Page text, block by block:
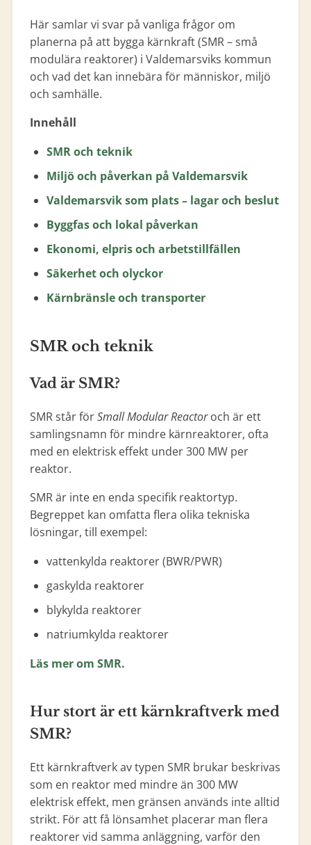
Här samlar vi svar på vanliga frågor om
planerna på att bygga kärnkraft (SMR – små
modulära reaktorer) i Valdemarsviks kommun
och vad det kan innebära för människor, miljö
och samhälle.
Innehåll
SMR och teknik
Miljö och påverkan på Valdemarsvik
Valdemarsvik som plats – lagar och beslut
Byggfas och lokal påverkan
Ekonomi, elpris och arbetstillfällen
Säkerhet och olyckor
Kärnbränsle och transporter
SMR och teknik
Vad är SMR?
SMR står förSmall Modular Reactoroch är ett
samlingsnamn för mindre kärnreaktorer, ofta
med en elektrisk effekt under 300 MW per
reaktor.
SMR är inte en enda specifik reaktortyp.
Begreppet kan omfatta flera olika tekniska
lösningar, till exempel:
vattenkylda reaktorer (BWR/PWR)
gaskylda reaktorer
blykylda reaktorer
natriumkylda reaktorer
Läs mer om SMR.
Hur stort är ett kärnkraftverk med
SMR?
Ett kärnkraftverk av typen SMR brukar beskrivas
som en reaktor med mindre än 300 MW
elektrisk effekt, men gränsen används inte alltid
strikt. För att få lönsamhet placerar man flera
reaktorer vid samma anläggning, varför den